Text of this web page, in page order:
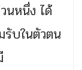
นหนึ่ง ได้
รับในตัวตน